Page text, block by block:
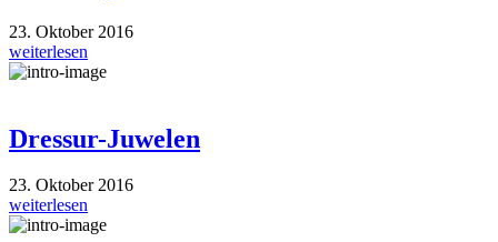
23. Oktober 2016
weiterlesen
Dressur-Juwelen
23. Oktober 2016
weiterlesen